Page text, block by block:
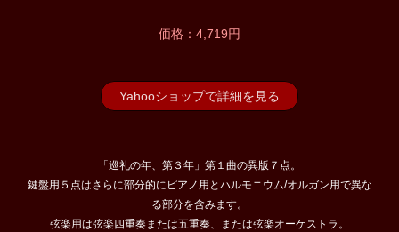
価格：4,719円
Yahooショップで詳細を見る
「巡礼の年、第３年」第１曲の異版７点。
鍵盤用５点はさらに部分的にピアノ用とハルモニウム/オルガン用で異な
る部分を含みます。
弦楽用は弦楽四重奏または五重奏、または弦楽オーケストラ。